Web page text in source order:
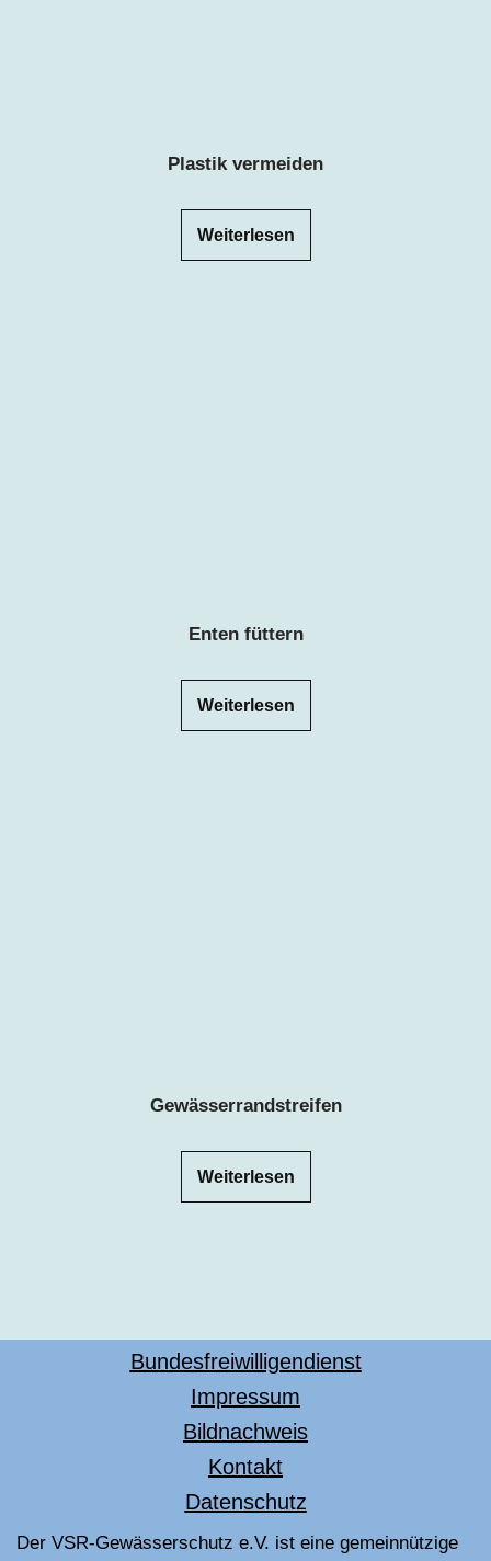
Plastik vermeiden
Weiterlesen
Enten füttern
Weiterlesen
Gewässerrandstreifen
Weiterlesen
Bundesfreiwilligendienst
Impressum
Bildnachweis
Kontakt
Datenschutz
Der VSR-Gewässerschutz e.V. ist eine gemeinnützige